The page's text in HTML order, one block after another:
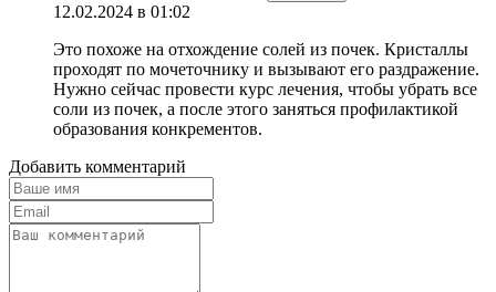
12.02.2024 в 01:02
Это похоже на отхождение солей из почек. Кристаллы
проходят по мочеточнику и вызывают его раздражение.
Нужно сейчас провести курс лечения, чтобы убрать все
соли из почек, а после этого заняться профилактикой
образования конкрементов.
Добавить комментарий